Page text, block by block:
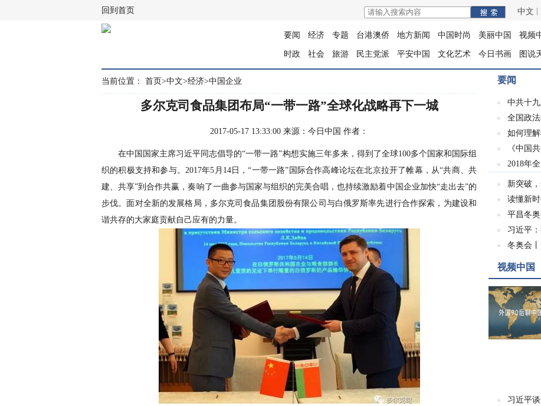
回到首页 中文
要闻 经济 专题 台港澳侨 地方新闻 中国时尚 美丽中国 视频
时政 社会 旅游 民主党派 平安中国 文化艺术 今日书画 图说
要闻
中共十
全国政
如何理
《中国
2018年
新突破
读懂新
平昌冬
习近平
冬奥会
视频中国
习近平
当前位置： 首页>中文>经济>中国企业
多尔克司食品集团布局“一带一路”全球化战略再下一城
2017-05-17 13:33:00 来源：今日中国 作者：
在中国国家主席习近平同志倡导的“一带一路”构想实施三年多来，得到了全球100多个国家和国际组
织的积极支持和参与。2017年5月14日，“一带一路”国际合作高峰论坛在北京拉开了帷幕，从“共商、共
建、共享”到合作共赢，奏响了一曲参与国家与组织的完美合唱，也持续激励着中国企业加快“走出去”的
步伐。面对全新的发展格局，多尔克司食品集团股份有限公司与白俄罗斯率先进行合作探索，为建设和
谐共存的大家庭贡献自己应有的力量。